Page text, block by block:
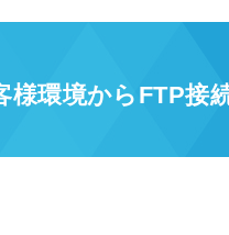
様環境からFTP接